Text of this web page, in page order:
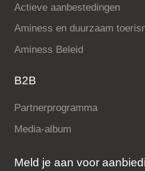
Actieve aanbestedingen
Aminess en duurzaam
Aminess Beleid
B2B
Partnerprogramma
Media-album
Meld je aan voor